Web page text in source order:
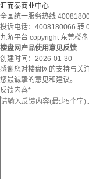
汇而泰商业中心
全国统一服务热线
投诉电话：4008180066 转
九游平台 copyright 东莞楼
楼盘网产品使用意见反馈
创建时间： 2026-01-30
感谢您对楼盘网的支持与关
您最诚挚的意见和建议。
反馈内容*